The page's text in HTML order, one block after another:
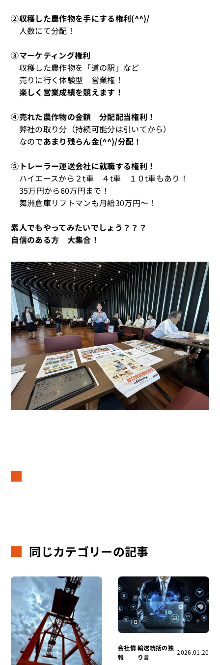
②収穫した農作物を手にする権利(^^)/
人数にて分配！
③マーケティング権利
収穫した農作物を「道の駅」など
売りに行く体験型 営業権！
楽しく営業成績を競えます！
④売れた農作物の金額 分配配当権利！
弊社の取り分（持続可能分は引いてから）
なのであまり残らん金(^^)/分配！
⑤トレーラー運送会社に就職する権利！
ハイエースから２t車 ４t車 １０t車もあり！
35万円から60万円まで！
舞洲倉庫リフトマンも月給30万円～！
素人でもやってみたいでしょう？？？
自信のある方 大集合！
同じカテゴリーの記事
会社情
報
輸送統括の独
り言
2026.01.20